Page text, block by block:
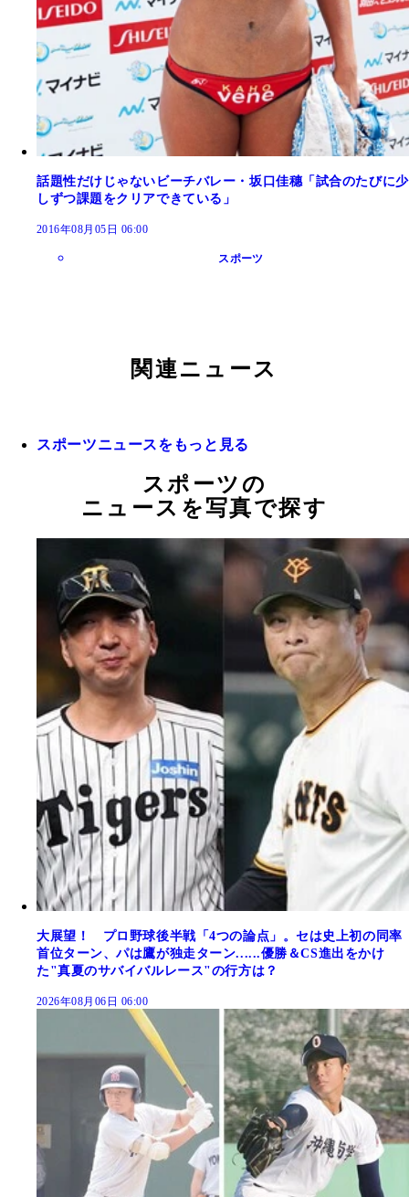
話題性だけじゃないビーチバレー・坂口佳穗「試合のたびに少
しずつ課題をクリアできている」
2016年08月05日 06:00
スポーツ
関連ニュース
スポーツニュースをもっと見る
スポーツの
ニュースを写真で探す
大展望！ プロ野球後半戦「4つの論点」。セは史上初の同率
首位ターン、パは鷹が独走ターン......優勝＆CS進出をかけ
た"真夏のサバイバルレース"の行方は？
2026年08月06日 06:00